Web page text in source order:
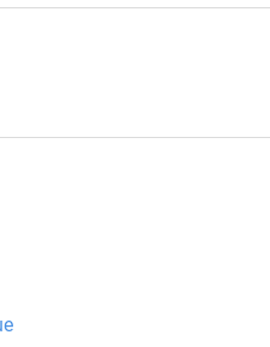
steht
dazu können
werden. Wie z.B.